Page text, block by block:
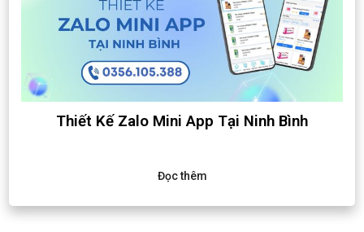
Thiết Kế Zalo Mini App Tại Ninh Bình
Đọc thêm